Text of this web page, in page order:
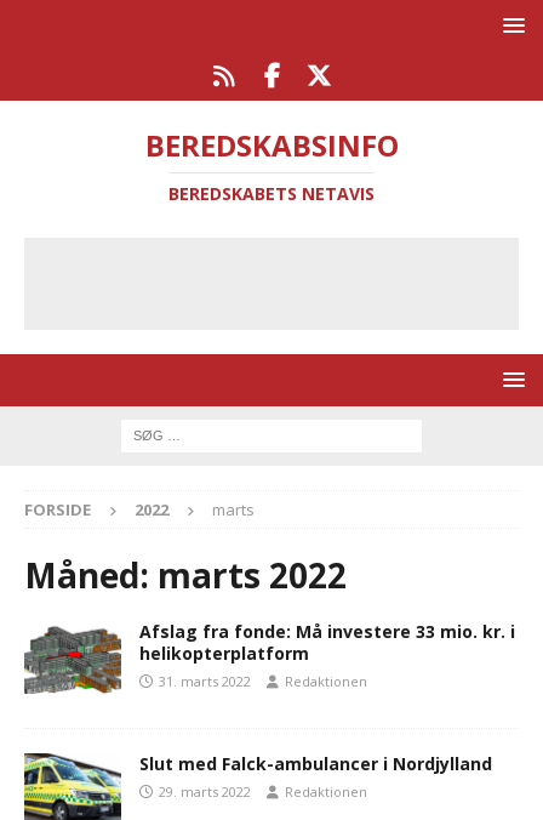
BEREDSKABSINFO
BEREDSKABETS NETAVIS
FORSIDE 2022 marts
Måned: marts 2022
Afslag fra fonde: Må investere 33 mio. kr. i
helikopterplatform
31. marts 2022 Redaktionen
Slut med Falck-ambulancer i Nordjylland
29. marts 2022 Redaktionen